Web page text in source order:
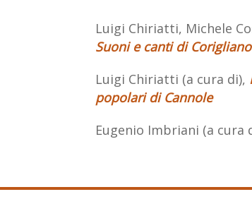
Luigi Chiriatti, Michele
Suoni e canti di
Luigi Chiriatti (a cura di),
popolari di Cannole
Eugenio Imbriani (a cura